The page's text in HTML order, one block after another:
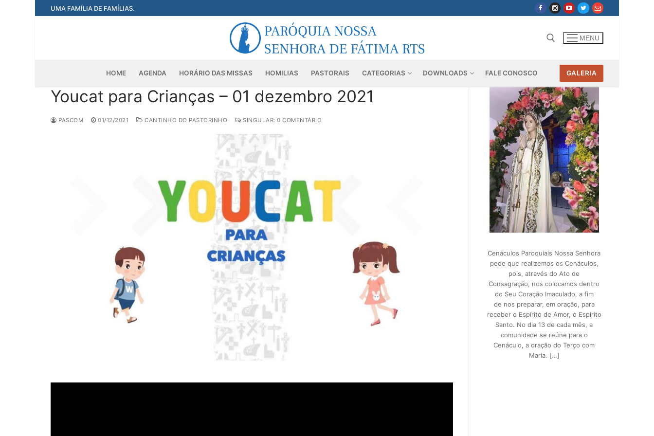
Pular
para
UMA FAMÍLIA DE FAMÍLIAS.
Pesquisar por:
MENU
HOME AGENDA HORÁRIO DAS MISSAS HOMILIAS PASTORAIS CATEGORIAS DOWNLOADS FALE CONOSCO GALERIA
Youcat para Crianças – 01 dezembro 2021
PASCOM 01/12/2021 CANTINHO DO PASTORINHO SINGULAR: 0 COMENTÁRIO
Cenáculos Paroquiais Nossa Senhora
pede que realizemos os Cenáculos,
pois, através do Ato de
Consagração, nos colocamos dentro
do Seu Coração Imaculado, a fim
de nos preparar, em oração, para
receber o Espírito de Amor, o Espírito
Santo. No dia 13 de cada mês, a
comunidade se reúne para o
Cenáculo, a oração do Terço com
Maria. […]